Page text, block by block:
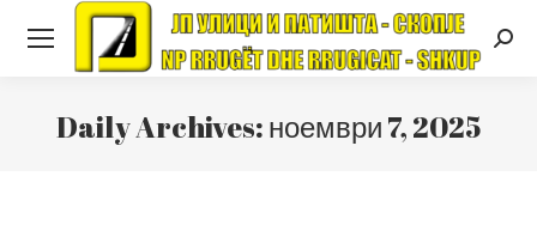
Daily Archives:ноември 7, 2025